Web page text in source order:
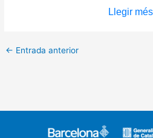
Llegir
← Entrada anterior